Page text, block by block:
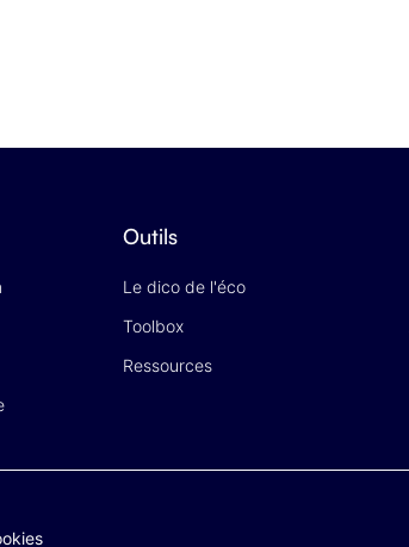
Outils
Le dico de l'éco
Toolbox
Ressources